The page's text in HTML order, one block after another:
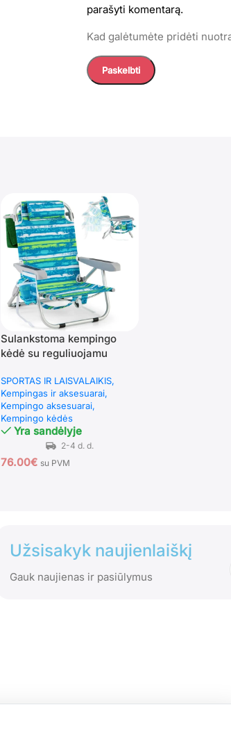
parašyti komentarą.
Kad galėtumėte pridėti
Sulankstoma kempingo
kėdė su reguliuojamu
SPORTAS IR LAISVALAIKIS
Kempingas ir aksesuarai
Kempingo aksesuarai
Kempingo kėdės
Yra sandėlyje
76.00€ su PVM
Užsisakyk naujienlaiškį
Gauk naujienas ir pasiūlymus